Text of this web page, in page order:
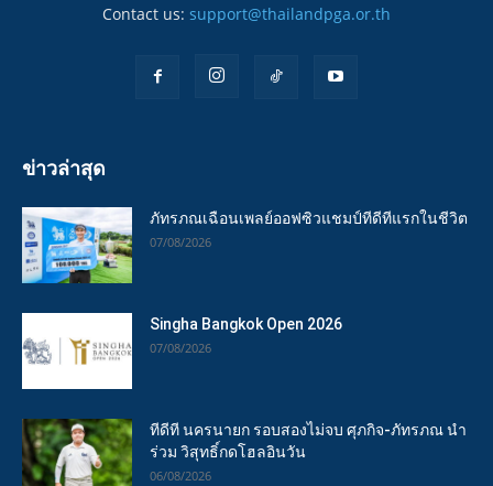
Contact us: support@thailandpga.or.th
ข่าวล่าสุด
ภัทรภณเฉือนเพลย์ออฟซิวแชมป์ทีดีทีแรกในชีวิต
07/08/2026
Singha Bangkok Open 2026
07/08/2026
ทีดีที นครนายก รอบสองไม่จบ ศุภกิจ-ภัทรภณ นำ
ร่วม วิสุทธิ์กดโฮลอินวัน
06/08/2026